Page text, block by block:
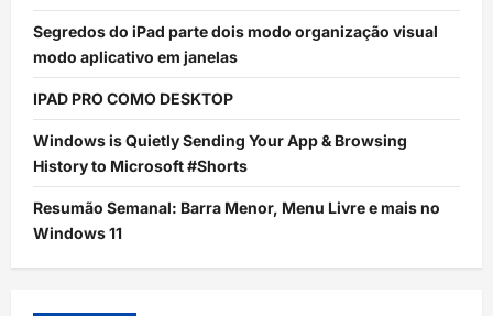
Segredos do iPad parte dois modo organização visual
modo aplicativo em janelas
IPAD PRO COMO DESKTOP
Windows is Quietly Sending Your App & Browsing
History to Microsoft #Shorts
Resumão Semanal: Barra Menor, Menu Livre e mais no
Windows 11